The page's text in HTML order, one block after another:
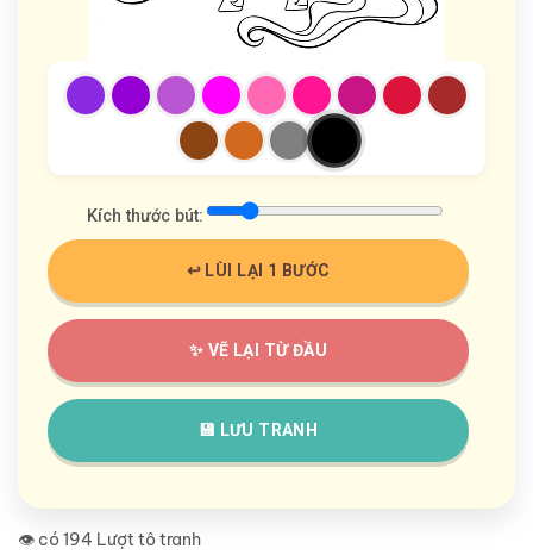
Kích thước bút:
↩️ LÙI LẠI 1 BƯỚC
✨ VẼ LẠI TỪ ĐẦU
💾 LƯU TRANH
👁️ có 194 Lượt tô tranh